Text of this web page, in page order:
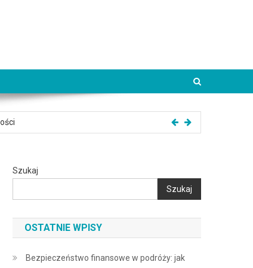
całkowity koszt
dojazd
całkowity koszt
Szukaj
Szukaj
OSTATNIE WPISY
Bezpieczeństwo finansowe w podróży: jak